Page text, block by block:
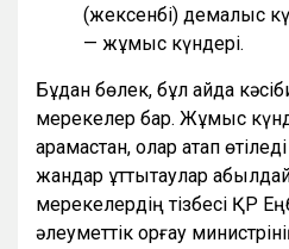
(жексенбі) демалыс
— жұмыс күндері.
Бұдан бөлек, бұл айда
мерекелер бар. Жұмыс
қарамастан, олар атап
жандар құттықтаулар
мерекелердің тізбесі ҚР
әлеуметтік қорғау